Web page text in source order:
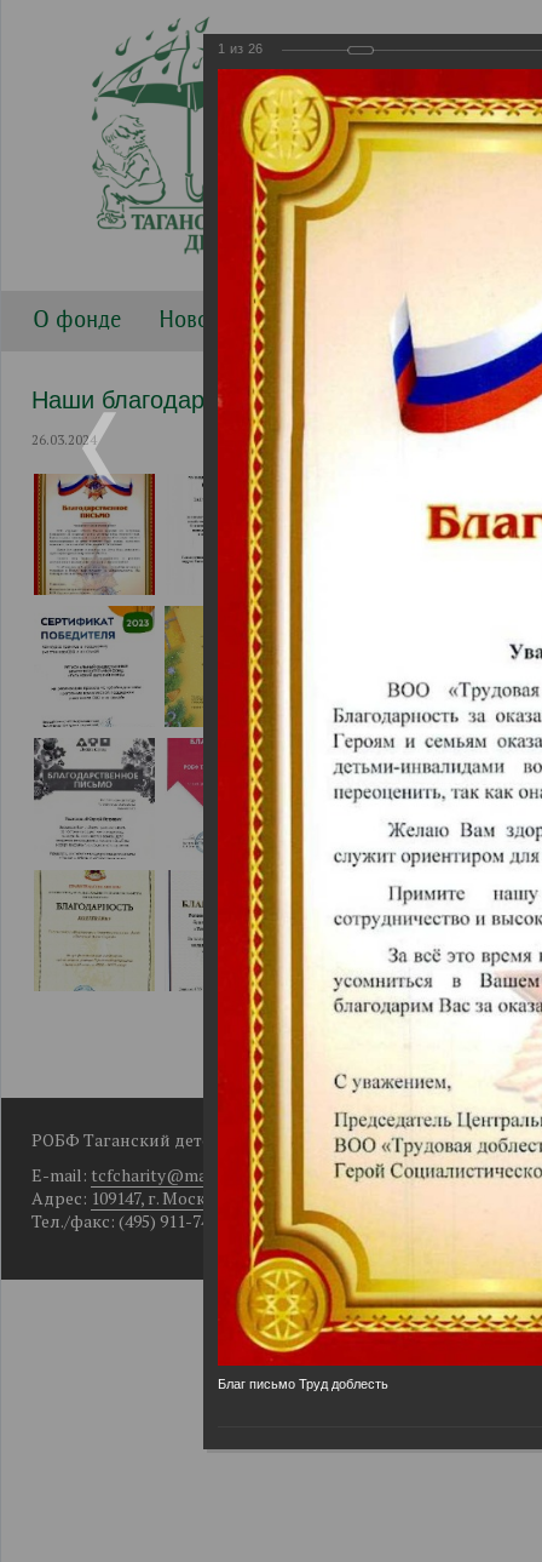
О фонде Новости Направления работы
Наши благодарности
26.03.2024
РОБФ Таганский детский фонд
E-mail: tcfcharity@mail.ru
Адрес: 109147, г. Москва, Большой Рогожский пер., д. 10, кор. 2
Тел./факс: (495) 911-74-49
1 из 26
Благ письмо Труд доблесть